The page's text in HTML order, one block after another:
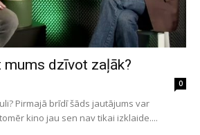
dzīvot zaļāk?
0
Pirmajā brīdī šāds jautājums var
kino jau sen nav tikai izklaide....